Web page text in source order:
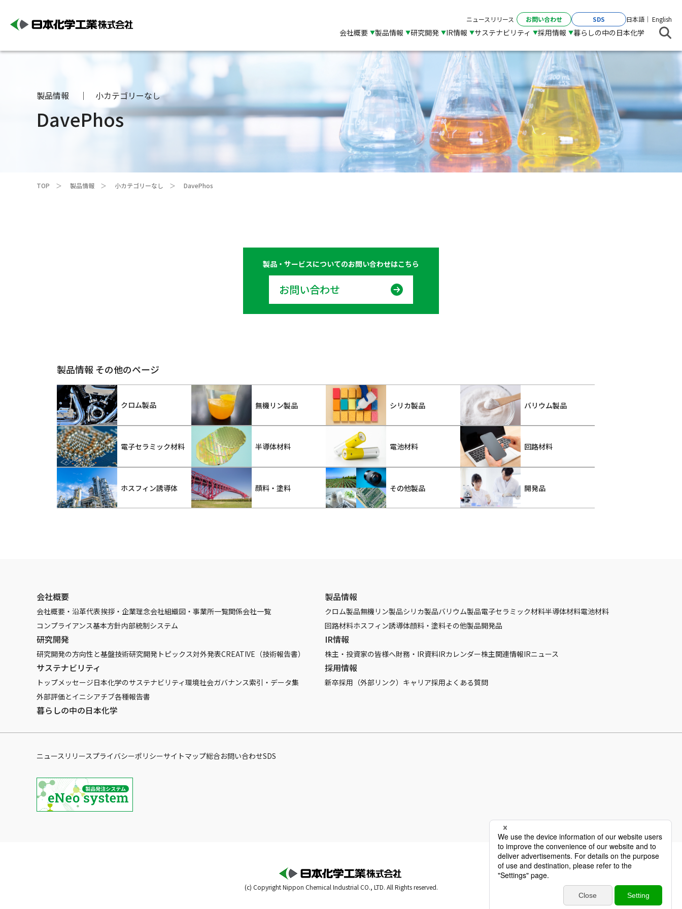
ニュースリリース お問い合わせ SDS English
日本語
会社概要 製品情報 研究開発 IR情報 サステナビリティ 採用情報 暮らしの中の日本化学
製品情報 小カテゴリーなし
DavePhos
TOP 製品情報 小カテゴリーなし DavePhos
製品・サービスについてのお問い合わせはこちら
お問い合わせ
製品情報 その他のページ
クロム製品 無機リン製品 シリカ製品 バリウム製品
電子セラミック材料 半導体材料 電池材料 回路材料
ホスフィン誘導体 顔料・塗料 その他製品 開発品
会社概要
会社概要・沿革代表挨拶・企業理念会社組織図・事業所一覧関係会社一覧
コンプライアンス基本方針内部統制システム
製品情報
クロム製品無機リン製品シリカ製品バリウム製品電子セラミック材料半導体材料電池材料
回路材料ホスフィン誘導体顔料・塗料その他製品開発品
研究開発
研究開発の方向性と基盤技術研究開発トピックス対外発表CREATIVE（技術報告書）
IR情報
株主・投資家の皆様へ財務・IR資料IRカレンダー株主関連情報IRニュース
サステナビリティ
トップメッセージ日本化学のサステナビリティ環境社会ガバナンス索引・データ集
外部評価とイニシアチブ各種報告書
採用情報
新卒採用（外部リンク） キャリア採用よくある質問
暮らしの中の日本化学
ニュースリリースプライバシーポリシーサイトマップ総合お問い合わせSDS
(c) Copyright Nippon Chemical Industrial CO., LTD. All Rights reserved.